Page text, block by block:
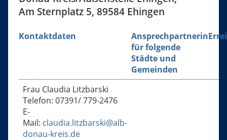
Am Sternplatz 5, 89584 Ehingen
Kontaktdaten
Ansprechpartnerin
für folgende
Städte und
Gemeinden
Frau Claudia Litzbarski
Telefon: 07391/ 779-2476
E-
Mail: claudia.litzbarski@alb-
donau-kreis.de